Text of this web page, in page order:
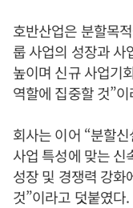
호반산업은 분할목
룹 사업의 성장과 사
높이며 신규 사업기
역할에 집중할 것”
회사는 이어 “분할
사업 특성에 맞는 신
성장 및 경쟁력 강화
것”이라고 덧붙였다.